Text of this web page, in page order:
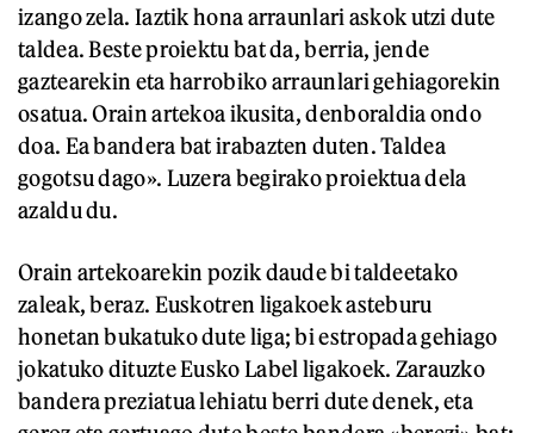
izango zela. Iaztik hona arraunlari askok utzi dute
taldea. Beste proiektu bat da, berria, jende
gaztearekin eta harrobiko arraunlari gehiagorekin
osatua. Orain artekoa ikusita, denboraldia ondo
doa. Ea bandera bat irabazten duten. Taldea
gogotsu dago». Luzera begirako proiektua dela
azaldu du.
Orain artekoarekin pozik daude bi taldeetako
zaleak, beraz. Euskotren ligakoek asteburu
honetan bukatuko dute liga; bi estropada gehiago
jokatuko dituzte Eusko Label ligakoek. Zarauzko
bandera preziatua lehiatu berri dute denek, eta